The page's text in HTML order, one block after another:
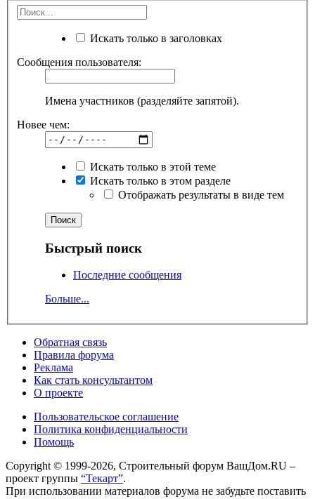
Искать только в заголовках
Сообщения пользователя:
Имена участников (разделяйте запятой).
Новее чем:
Искать только в этой теме
Искать только в этом разделе
Отображать результаты в виде тем
Быстрый поиск
Последние сообщения
Больше...
Обратная связь
Правила форума
Реклама
Как стать консультантом
О проекте
Пользовательское соглашение
Политика конфиденциальности
Помощь
Copyright © 1999-2026, Строительный форум ВашДом.RU –
проект группы “Текарт”.
При использовании материалов форума не забудьте поставить